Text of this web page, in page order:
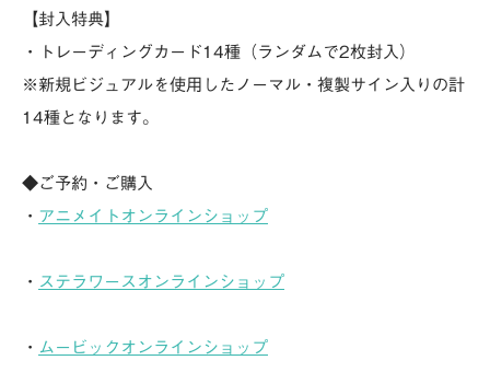
【封入特典】
・トレーディングカード14種（ランダムで2枚封入）
※新規ビジュアルを使用したノーマル・複製サイン入りの計
14種となります。
◆ご予約・ご購入
・ アニメイトオンラインショップ
・ ステラワースオンラインショップ
・ ムービックオンラインショップ